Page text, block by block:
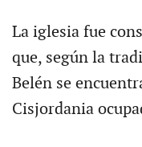
La iglesia fue
que, según la
Belén se
Cisjordania